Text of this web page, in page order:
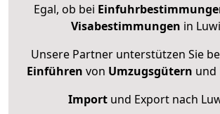
Egal, ob bei
Visabestimmungen in
Unsere Partner unterstützen Sie
Einführen von Umzugsgütern und
Import und Export nach